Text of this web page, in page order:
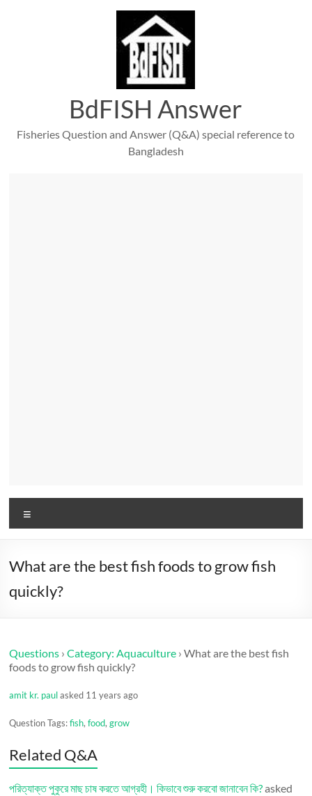
BdFISH Answer
Fisheries Question and Answer (Q&A) special reference to
Bangladesh
What are the best fish foods to grow fish
quickly?
Questions ›Category: Aquaculture ›What are the best fish
foods to grow fish quickly?
amit kr. paulasked 11 years ago
Question Tags:fish,food,grow
Related Q&A
পরিত্যাক্ত পুকুরে মাছ চাষ করতে আগ্রহী। কিভাবে শুরু করবো জানাবেন কি?asked